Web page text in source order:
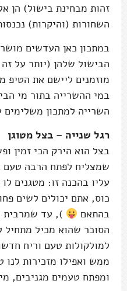
זהות מבחינת בישול) הן
השחורות (והיקרות)
במתכון כאן העדשים
הבישול שלהן (יותר על
מוזמנים ליישם את הטיפ מ
במי ההשרייה בתור מי
השרייה למתכון משלימים
רגל שנייה – בצל מטוגן
בצל הוא הירק הכי זמין
שמצליח לפתח הרבה טעם
כוס, אתם יכולים לשים
בהתאם
), עד שמרבית
הסוכר שהוא מכיל
למולקולות טעם וריח
ממש ואפילו מזכירות
ומפתח טעמים מגניבים,